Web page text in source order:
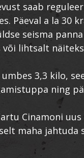
saab
Päeval a la 30
seisma
või lihtsalt
umbes 3,3 kilo,
ning
Cinamoni
maha jahtuda